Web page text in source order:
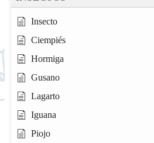
Insecto
Ciempiés
Hormiga
Gusano
Lagarto
Iguana
Piojo